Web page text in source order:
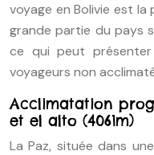
voyage en Bolivie est la
grande partie du pays
ce qui peut
voyageurs non
Acclimatation
et el alto (4061m)
La Paz, située dans